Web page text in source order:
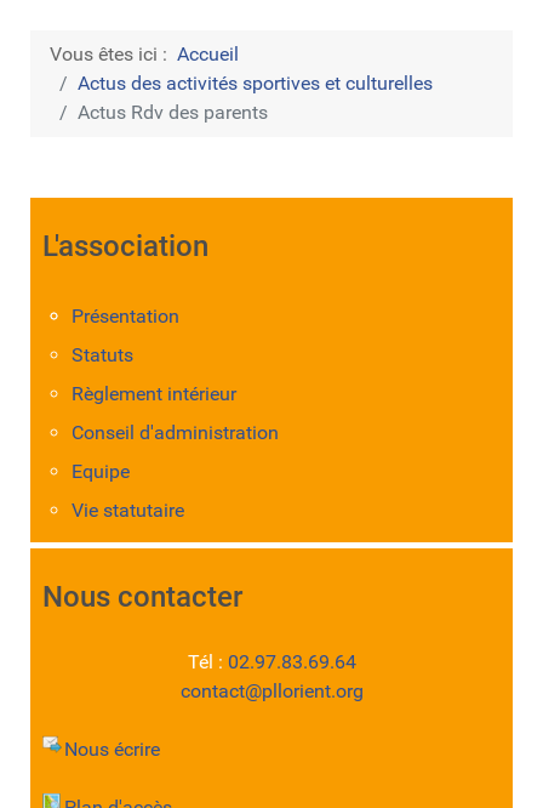
Vous êtes ici : Accueil
Actus des activités sportives et culturelles
Actus Rdv des parents
L'association
Présentation
Statuts
Règlement intérieur
Conseil d'administration
Equipe
Vie statutaire
Nous contacter
Tél : 02.97.83.69.64
contact@pllorient.org
Nous écrire